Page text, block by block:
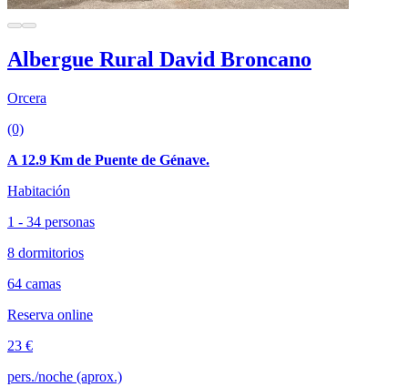
Albergue Rural David Broncano
Orcera
(0)
A 12.9 Km de Puente de Génave.
Habitación
1 - 34 personas
8 dormitorios
64 camas
Reserva online
23 €
pers./noche (aprox.)